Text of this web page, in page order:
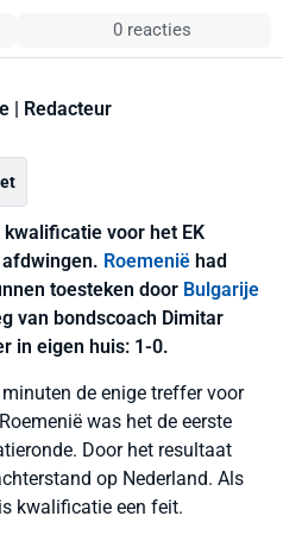
0 reacties
| Redacteur
voor het EK
Roemenië had
toesteken door Bulgarije
van bondscoach Dimitar
in eigen huis: 1-0.
de enige treffer voor
was het de eerste
Door het resultaat
op Nederland. Als
kwalificatie een feit.